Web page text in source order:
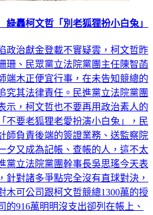
轟柯文哲「別老狐狸扮小白兔」
政治獻金登載不實疑雲，柯文哲昨
珊、民眾黨立法院黨團主任陳智菡
端木正便宜行事，在未告知競總的
究其法律責任。民進黨立法院黨團
示，柯文哲也不要再用政治素人的
不要老狐狸老愛扮演小白兔」，民
師負責後端的簽證業務、送監察院
夕又成為記帳、查帳的人，這不太
黨立法院黨團幹事長吳思瑤今天表
針對諸多爭點完全沒有直球對決，
木可公司跟柯文哲競總1300萬的授
的916萬明明沒支出卻列在帳上、